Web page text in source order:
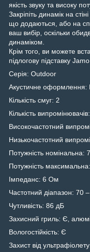
якість звуку та високу
Закріпіть динамік на
що додаються, або на
ваш вибір, оскільки
динаміком.
Крім того, ви можете
підлогову підставку
Серія: Outdoor
Акустичне оформлення:
Кількість смуг: 2
Кількість
Високочастотний
Низькочастотний
Потужність номінальна:
Потужність
Імпеданс: 6 Ом
Частотний діапазон: 70
Чутливість: 86 дБ
Захисний гриль: Є,
Вологостійкість: Є
Захист від